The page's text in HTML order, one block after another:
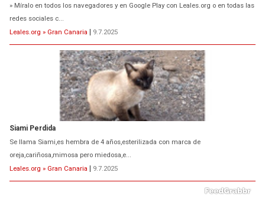
» Míralo en todos los navegadores y en Google Play con Leales.org o en todas las
redes sociales c...
Leales.org » Gran Canaria | 9.7.2025
Siami Perdida
Se llama Siami,es hembra de 4 años,esterilizada con marca de
oreja,cariñosa,mimosa pero miedosa,e...
Leales.org » Gran Canaria | 9.7.2025